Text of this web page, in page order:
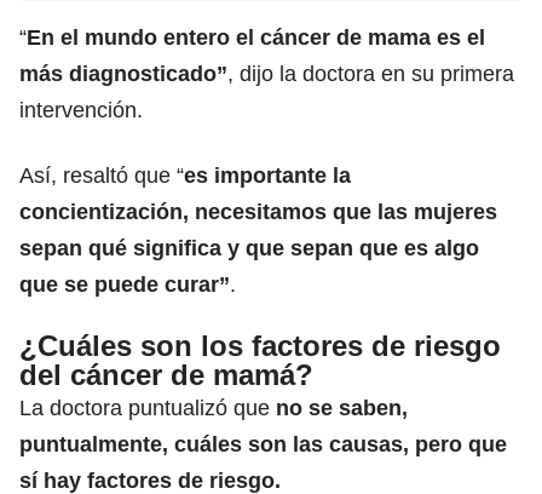
“En el mundo entero el cáncer de mama es el
más diagnosticado”, dijo la doctora en su primera
intervención.
Así, resaltó que “es importante la
concientización, necesitamos que las mujeres
sepan qué significa y que sepan que es algo
que se puede curar”.
¿Cuáles son los factores de riesgo
del cáncer de mamá?
La doctora puntualizó que no se saben,
puntualmente, cuáles son las causas, pero que
sí hay factores de riesgo.